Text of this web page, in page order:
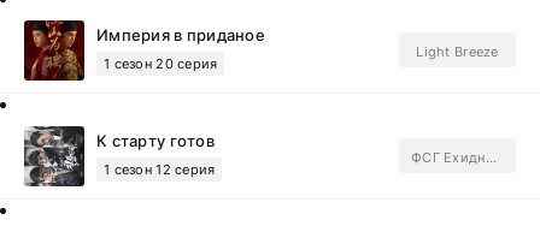
Империя в приданое
1 сезон 20 серия
Light Breeze
К старту готов
1 сезон 12 серия
ФСГ Ехидные дорамщицы.Subtitles